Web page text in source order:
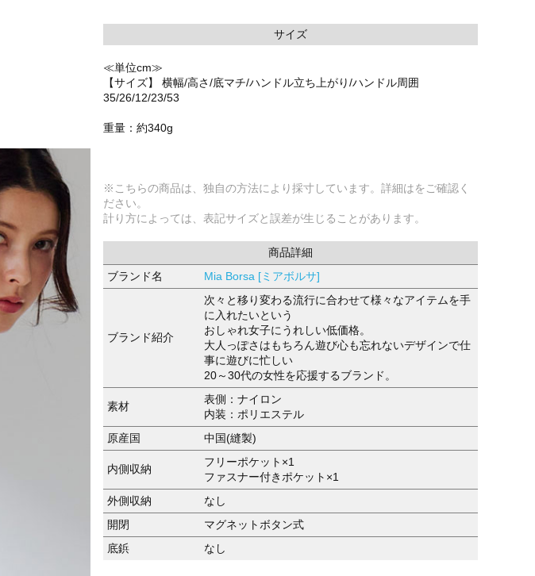
サイズ
≪単位cm≫
【サイズ】 横幅/高さ/底マチ/ハンドル立ち上がり/ハンドル周囲
35/26/12/23/53
重量：約340g
※こちらの商品は、独自の方法により採寸しています。詳細はをご確認く
ださい。
計り方によっては、表記サイズと誤差が生じることがあります。
商品詳細
ブランド名
Mia Borsa [ミアボルサ]
ブランド紹介
次々と移り変わる流行に合わせて様々なアイテムを手
に入れたいという
おしゃれ女子にうれしい低価格。
大人っぽさはもちろん遊び心も忘れないデザインで仕
事に遊びに忙しい
20～30代の女性を応援するブランド。
素材
表側：ナイロン
内装：ポリエステル
原産国
中国(縫製)
内側収納
フリーポケット×1
ファスナー付きポケット×1
外側収納
なし
開閉
マグネットボタン式
底鋲
なし